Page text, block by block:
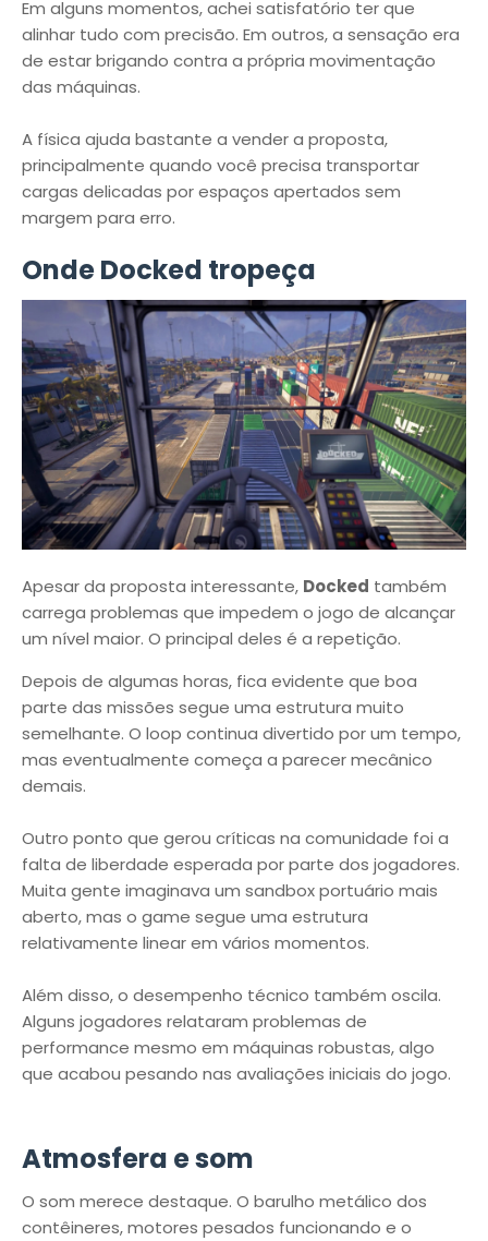
Em alguns momentos, achei satisfatório ter que
alinhar tudo com precisão. Em outros, a sensação era
de estar brigando contra a própria movimentação
das máquinas.
A física ajuda bastante a vender a proposta,
principalmente quando você precisa transportar
cargas delicadas por espaços apertados sem
margem para erro.
Onde Docked tropeça
Apesar da proposta interessante, Docked também
carrega problemas que impedem o jogo de alcançar
um nível maior. O principal deles é a repetição.
Depois de algumas horas, fica evidente que boa
parte das missões segue uma estrutura muito
semelhante. O loop continua divertido por um tempo,
mas eventualmente começa a parecer mecânico
demais.
Outro ponto que gerou críticas na comunidade foi a
falta de liberdade esperada por parte dos jogadores.
Muita gente imaginava um sandbox portuário mais
aberto, mas o game segue uma estrutura
relativamente linear em vários momentos.
Além disso, o desempenho técnico também oscila.
Alguns jogadores relataram problemas de
performance mesmo em máquinas robustas, algo
que acabou pesando nas avaliações iniciais do jogo.
Atmosfera e som
O som merece destaque. O barulho metálico dos
contêineres, motores pesados funcionando e o